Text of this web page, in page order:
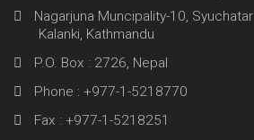
Nagarjuna Muncipality-10, Syuchatar
Kalanki, Kathmandu
P.O. Box : 2726, Nepal
Phone : +977-1-5218770
Fax : +977-1-5218251